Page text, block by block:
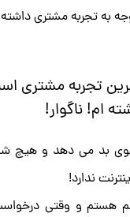
به تجربه مشتری
تجربه مشتری
ام! ناگوار!
بوی بد می دهد و هیچ
ندارد!
هستم و وقتی